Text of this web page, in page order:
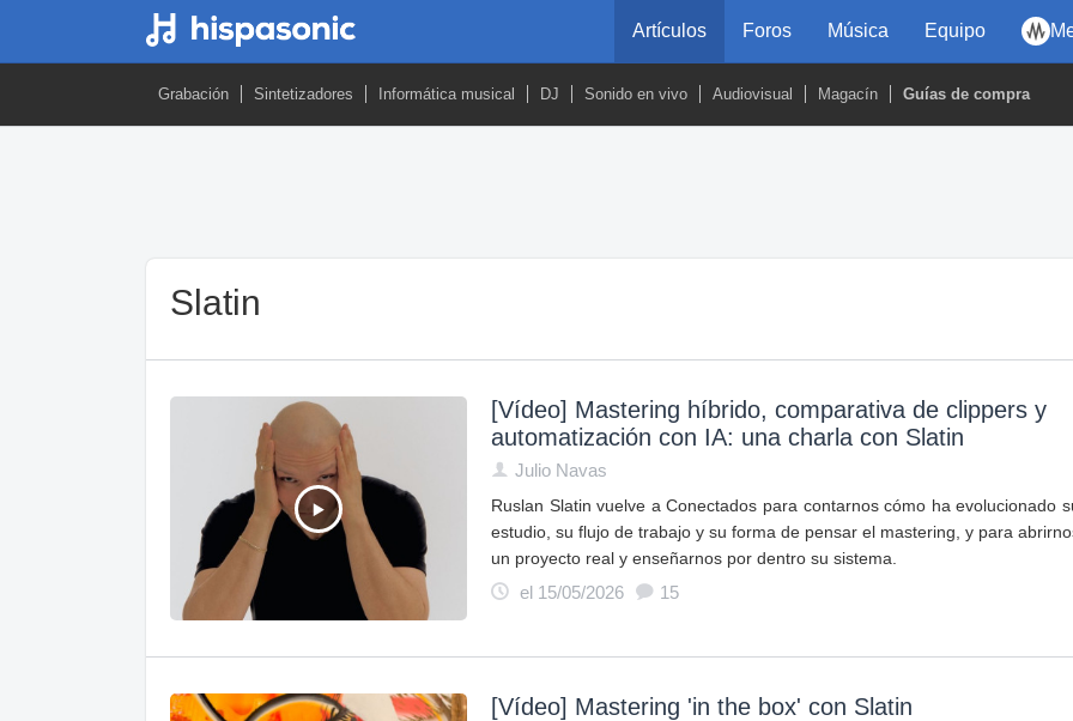
Artículos Foros Música Equipo
Grabación Sintetizadores Informática musical DJ Sonido en vivo Audiovisual Magacín Guías de compra
Slatin
[Vídeo] Mastering híbrido, comparativa de clippers y
automatización con IA: una charla con Slatin
Julio Navas
Ruslan Slatin vuelve a Conectados para contarnos cómo ha evolucionado
estudio, su flujo de trabajo y su forma de pensar el mastering, y para
un proyecto real y enseñarnos por dentro su sistema.
el 15/05/2026
15
[Vídeo] Mastering 'in the box' con Slatin